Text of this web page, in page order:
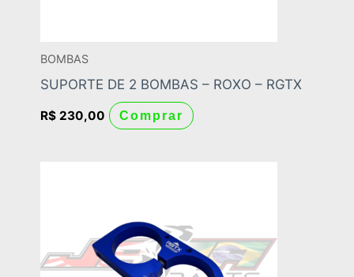
BOMBAS
SUPORTE DE 2 BOMBAS – ROXO – RGTX
R$ 230,00 Comprar